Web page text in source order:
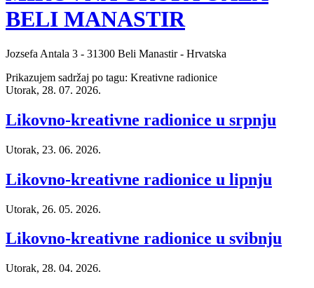
BELI MANASTIR
Jozsefa Antala 3 - 31300 Beli Manastir - Hrvatska
Prikazujem sadržaj po tagu: Kreativne radionice
Utorak, 28. 07. 2026.
Likovno-kreativne radionice u srpnju
Utorak, 23. 06. 2026.
Likovno-kreativne radionice u lipnju
Utorak, 26. 05. 2026.
Likovno-kreativne radionice u svibnju
Utorak, 28. 04. 2026.